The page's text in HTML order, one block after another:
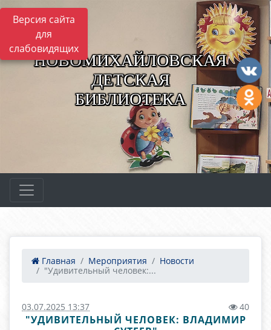
Версия сайта
для
слабовидящих
НОВОМИХАЙЛОВСКАЯ
ДЕТСКАЯ
БИБЛИОТЕКА
Главная Мероприятия
Новости
"Удивительный человек:...
03.07.2025 13:37 40
"УДИВИТЕЛЬНЫЙ ЧЕЛОВЕК: ВЛАДИМИР